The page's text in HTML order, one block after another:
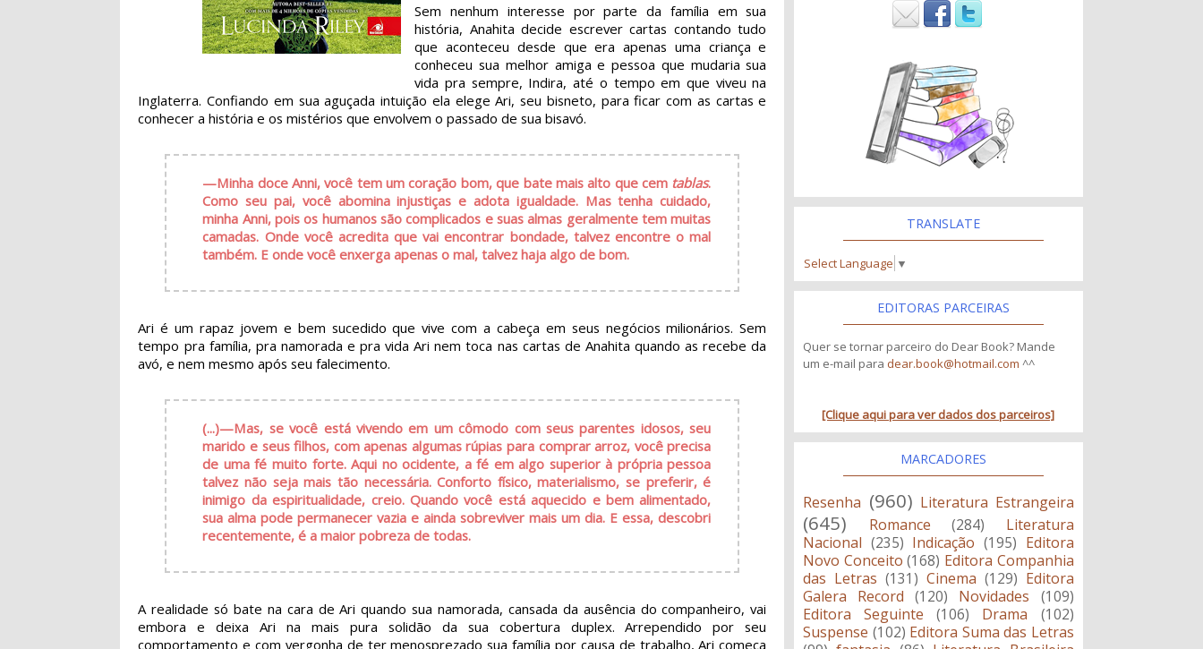
Sem nenhum interesse por parte da família em sua
história, Anahita decide escrever cartas contando tudo
que aconteceu desde que era apenas uma criança e
conheceu sua melhor amiga e pessoa que mudaria sua
vida pra sempre, Indira, até o tempo em que viveu na
Inglaterra. Confiando em sua aguçada intuição ela elege Ari, seu bisneto, para ficar com as cartas e
conhecer a história e os mistérios que envolvem o passado de sua bisavó.
—Minha doce Anni, você tem um coração bom, que bate mais alto que cem tablas.
Como seu pai, você abomina injustiças e adota igualdade. Mas tenha cuidado,
minha Anni, pois os humanos são complicados e suas almas geralmente tem muitas
camadas. Onde você acredita que vai encontrar bondade, talvez encontre o mal
também. E onde você enxerga apenas o mal, talvez haja algo de bom.
Ari é um rapaz jovem e bem sucedido que vive com a cabeça em seus negócios milionários. Sem
tempo pra família, pra namorada e pra vida Ari nem toca nas cartas de Anahita quando as recebe da
avó, e nem mesmo após seu falecimento.
(...)—Mas, se você está vivendo em um cômodo com seus parentes idosos, seu
marido e seus filhos, com apenas algumas rúpias para comprar arroz, você precisa
de uma fé muito forte. Aqui no ocidente, a fé em algo superior à própria pessoa
talvez não seja mais tão necessária. Conforto físico, materialismo, se preferir, é
inimigo da espiritualidade, creio. Quando você está aquecido e bem alimentado,
sua alma pode permanecer vazia e ainda sobreviver mais um dia. E essa, descobri
recentemente, é a maior pobreza de todas.
A realidade só bate na cara de Ari quando sua namorada, cansada da ausência do companheiro, vai
embora e deixa Ari na mais pura solidão da sua cobertura duplex. Arrependido por seu
comportamento e com vergonha de ter menosprezado sua família por causa de trabalho, Ari começa
TRANSLATE
Select Language ▼
EDITORAS PARCEIRAS
Quer se tornar parceiro do Dear Book? Mande
um e-mail para dear.book@hotmail.com ^^
[Clique aqui para ver dados dos parceiros]
MARCADORES
Resenha (960) Literatura Estrangeira
(645) Romance (284)
Literatura
Nacional (235) Indicação (195) Editora
Novo Conceito (168) Editora Companhia
das Letras (131) Cinema (129) Editora
Galera Record
(120) Novidades
(109)
Editora Seguinte
(106) Drama
(102)
Suspense (102) Editora Suma das Letras